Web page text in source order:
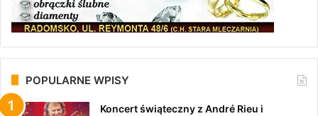
POPULARNE WPISY
Koncert świąteczny z André Rieu i